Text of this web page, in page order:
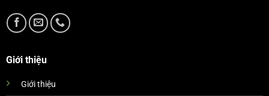
Giới thiệu
Giới thiệu